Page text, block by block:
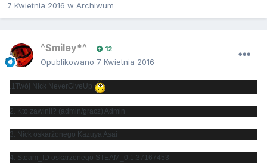
7 Kwietnia 2016 w Archiwum
^Smiley*^ 12
Opublikowano 7 Kwietnia 2016
.1Twój Nick NeverGiveUp
2. Kto zawinił? (admin/gracz) Admin
3. Nick oskarżonego Kazuya Asai
4. Steam_ID oskarżonego STEAM_0:1:37167453